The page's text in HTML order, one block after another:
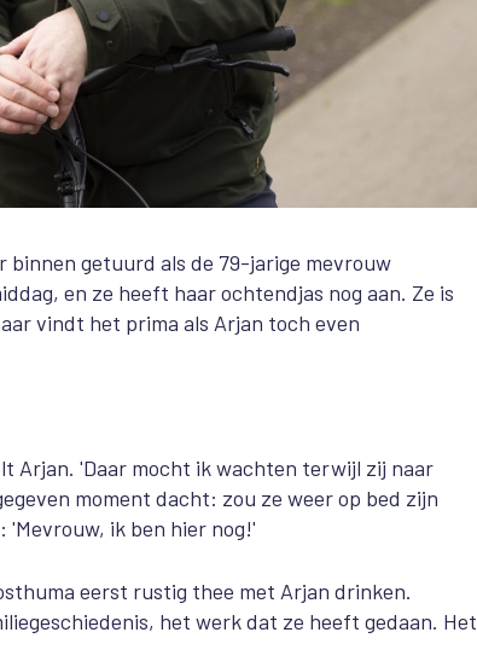
binnen getuurd als de 79-jarige mevrouw
en ze heeft haar ochtendjas nog aan. Ze is
vindt het prima als Arjan toch even
Arjan. 'Daar mocht ik wachten terwijl zij naar
moment dacht: zou ze weer op bed zijn
'Mevrouw, ik ben hier nog!'
eerst rustig thee met Arjan drinken.
het werk dat ze heeft gedaan. Het